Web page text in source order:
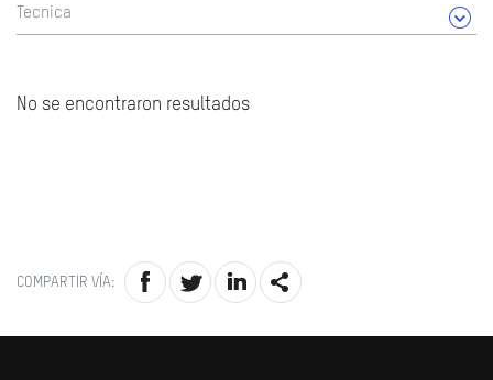
Tecnica
No se encontraron resultados
COMPARTIR VÍA: